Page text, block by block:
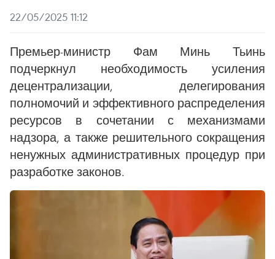
22/05/2025 11:12
Премьер-министр Фам Минь Тьинь
подчеркнул необходимость усиления
децентрализации, делегирования
полномочий и эффективного распределения
ресурсов в сочетании с механизмами
надзора, а также решительного сокращения
ненужных административных процедур при
разработке законов.